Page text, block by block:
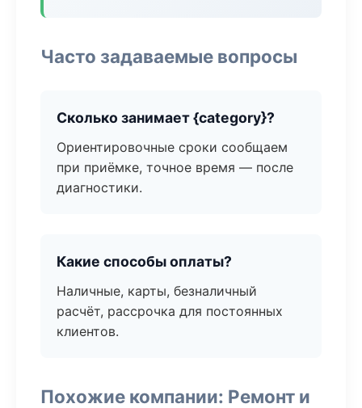
Часто задаваемые вопросы
Сколько занимает {category}?
Ориентировочные сроки сообщаем
при приёмке, точное время — после
диагностики.
Какие способы оплаты?
Наличные, карты, безналичный
расчёт, рассрочка для постоянных
клиентов.
Похожие компании: Ремонт и